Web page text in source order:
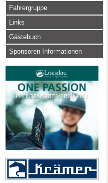
Fahrergruppe
Links
Gästebuch
Sponsoren Informationen